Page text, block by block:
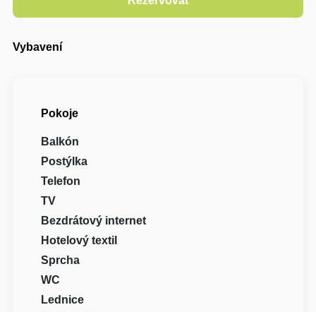
Vybavení
Pokoje
Balkón
Postýlka
Telefon
TV
Bezdrátový internet
Hotelový textil
Sprcha
WC
Lednice